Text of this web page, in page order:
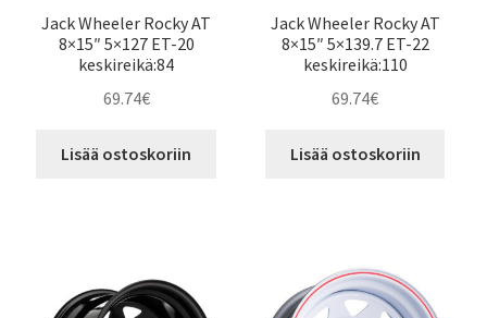
Jack Wheeler Rocky AT
8×15″ 5×127 ET-20
keskireikä:84
69.74€
Lisää ostoskoriin
Jack Wheeler Rocky AT
8×15″ 5×139.7 ET-22
keskireikä:110
69.74€
Lisää ostoskoriin